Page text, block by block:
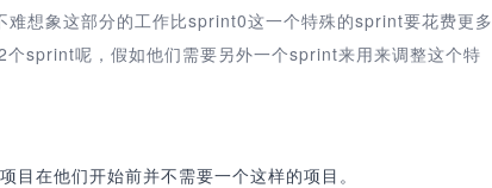
想象这部分的工作比sprint0这一个特殊的sprint要花费更多
sprint呢，假如他们需要另外一个sprint来用来调整这个特
目在他们开始前并不需要一个这样的项目。